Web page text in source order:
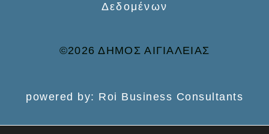
Δεδομένων
©2026 ΔΗΜΟΣ ΑΙΓΙΑΛΕΙΑΣ
powered by: Roi Business Consultants